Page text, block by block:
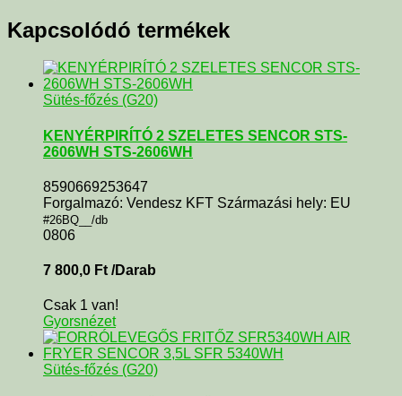
Kapcsolódó termékek
Sütés-főzés (G20)
KENYÉRPIRÍTÓ 2 SZELETES SENCOR STS-
2606WH STS-2606WH
8590669253647
Forgalmazó: Vendesz KFT Származási hely: EU
#26BQ__/db
0806
7 800,0 Ft /Darab
Csak 1 van!
Gyorsnézet
Sütés-főzés (G20)